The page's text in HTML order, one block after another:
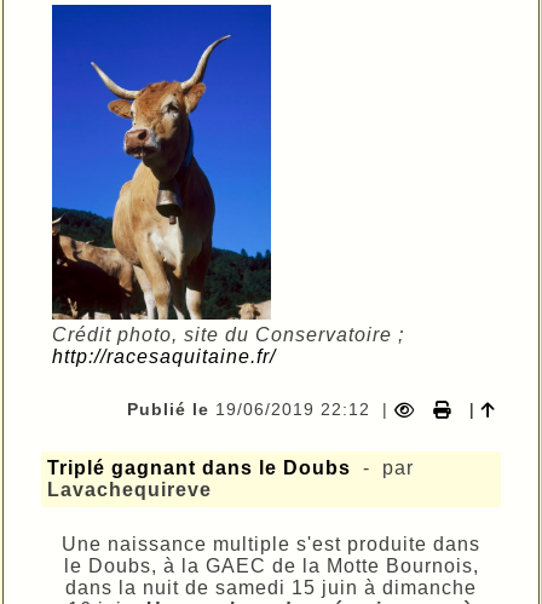
Crédit photo, site du Conservatoire ;
http://racesaquitaine.fr/
Publié le 19/06/2019 22:12 | |
Triplé gagnant dans le Doubs
- par
Lavachequireve
Une naissance multiple s'est produite dans
le Doubs, à la GAEC de la Motte Bournois,
dans la nuit de samedi 15 juin à dimanche